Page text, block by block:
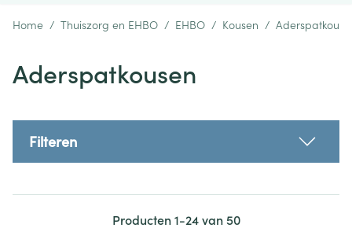
Home / Thuiszorg en EHBO / EHBO / Kousen /
Aderspatkousen
Filteren
Producten1-24van50